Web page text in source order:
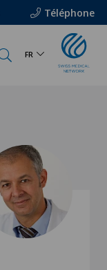
Téléphone
FR